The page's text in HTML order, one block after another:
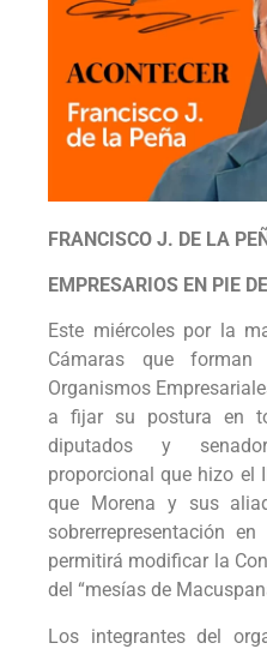
FRANCISCO J. DE LA
EMPRESARIOS EN PIE
Este miércoles por la
Cámaras que
Organismos
a fijar su postura en
diputados y
proporcional que hizo el
que Morena y sus
sobrerrepresentación
permitirá modificar la
del “mesías de
Los integrantes del